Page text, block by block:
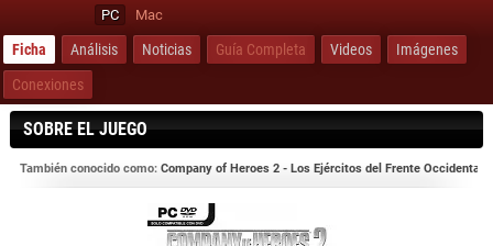
PC Mac
Ficha Análisis Noticias Guía Completa Videos
Imágenes
Conexiones
SOBRE EL JUEGO
También conocido como: Company of Heroes 2 - Los Ejércitos del Frente Occidental